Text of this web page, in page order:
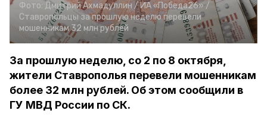
Фото: Дмитрий Ахмадуллин /ИА «Победа26» /
Ставропольцы за прошлую неделю перевели
мошенникам 32 млн рублей
За прошлую неделю, со 2 по 8 октября,
жители Ставрополья перевели мошенникам
более 32 млн рублей. Об этом сообщили в
ГУ МВД России по СК.